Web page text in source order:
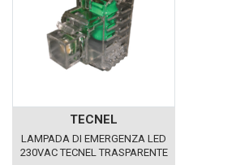
TECNEL
LAMPADA DI EMERGENZA LED
230VAC TECNEL TRASPARENTE